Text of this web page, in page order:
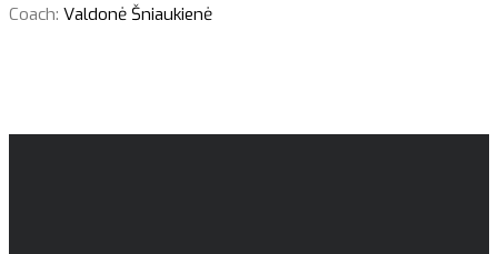
Coach: Valdonė Šniaukienė